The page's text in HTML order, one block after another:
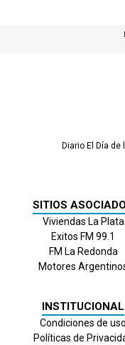
Diario El Día de
SITIOS
Viviendas La Plata
Exitos FM 99.1
FM La Redonda
Motores
INSTITUCIONAL
Condiciones de uso
Políticas de